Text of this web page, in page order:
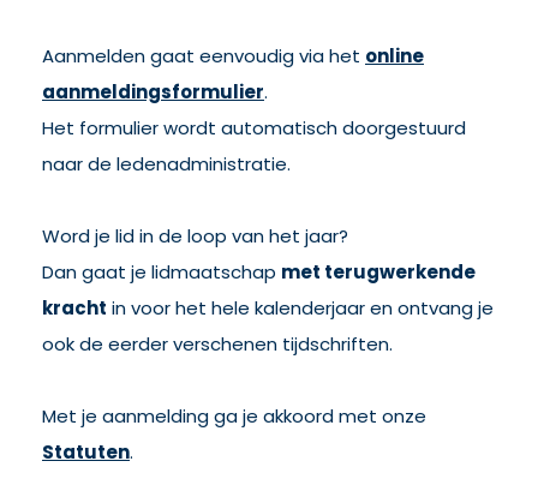
Aanmelden gaat eenvoudig via het online
aanmeldingsformulier.
Het formulier wordt automatisch doorgestuurd
naar de ledenadministratie.
Word je lid in de loop van het jaar?
Dan gaat je lidmaatschap met terugwerkende
kracht in voor het hele kalenderjaar en ontvang je
ook de eerder verschenen tijdschriften.
Met je aanmelding ga je akkoord met onze
Statuten.